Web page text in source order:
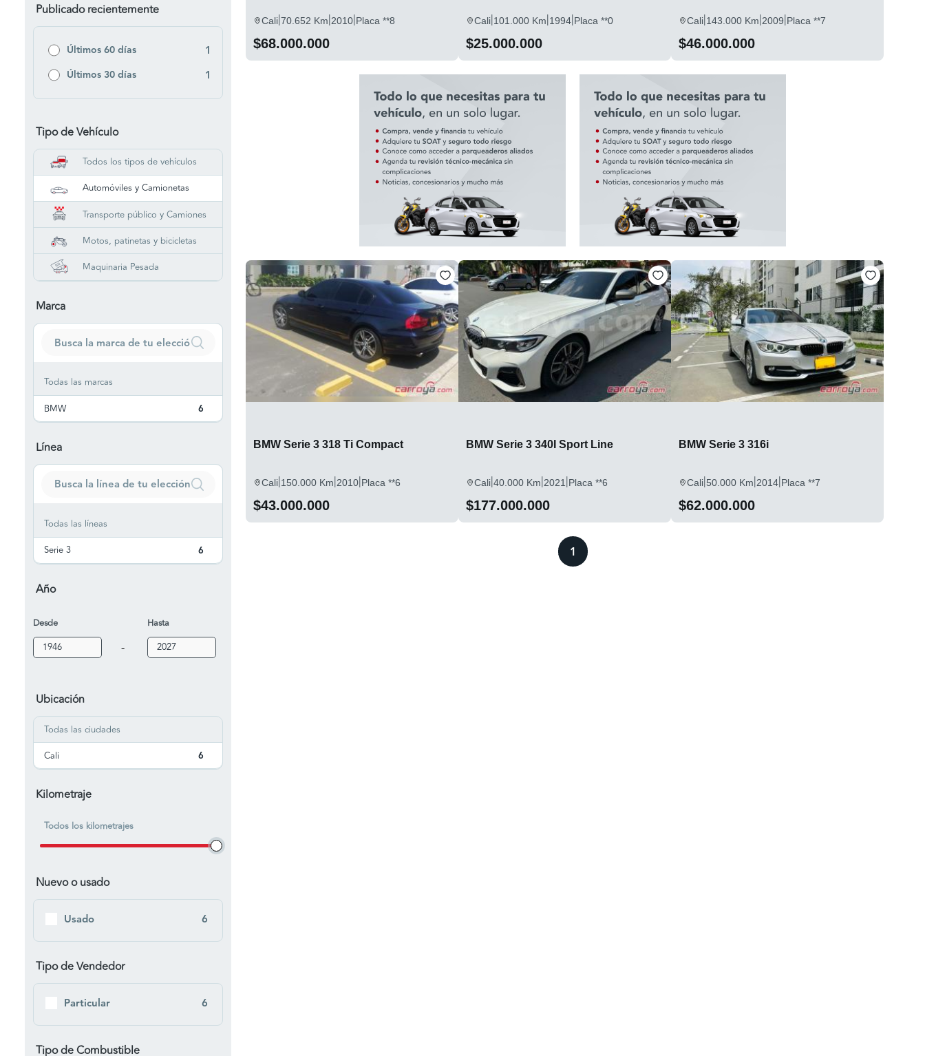
Publicado recientemente
Últimos 60 días 1
Últimos 30 días 1
Tipo de Vehículo
Todos los tipos de vehículos
Automóviles y Camionetas
Transporte público y Camiones
Motos, patinetas y bicicletas
Maquinaria Pesada
Marca
Todas las marcas
BMW
6
Línea
Todas las líneas
Serie 3
6
Año
Desde
-
Hasta
Ubicación
Todas las ciudades
Cali
6
Kilometraje
Todos los kilometrajes
Nuevo o usado
Usado 6
Tipo de Vendedor
Particular 6
Tipo de Combustible
Cali|70.652 Km|2010|Placa **8
$68.000.000
Cali|101.000 Km|1994|Placa **0
$25.000.000
Cali|143.000 Km|2009|Placa **7
$46.000.000
BMW Serie 3 318 Ti Compact
Cali|150.000 Km|2010|Placa **6
$43.000.000
BMW Serie 3 340I Sport Line
Cali|40.000 Km|2021 |Placa **6
$177.000.000
BMW Serie 3 316i
Cali|50.000 Km|2014|Placa **7
$62.000.000
1